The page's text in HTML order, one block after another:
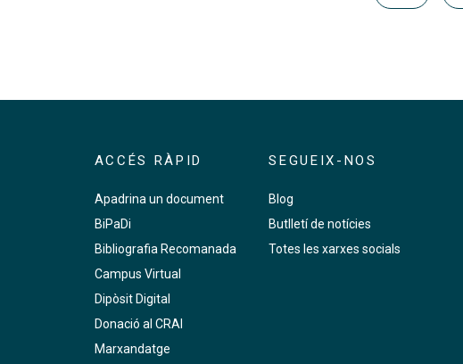
ACCÉS RÀPID
Apadrina un document
BiPaDi
Bibliografia Recomanada
Campus Virtual
Dipòsit Digital
Donació al CRAI
Marxandatge
SEGUEIX-NOS
Blog
Butlletí de notícies
Totes les xarxes socials